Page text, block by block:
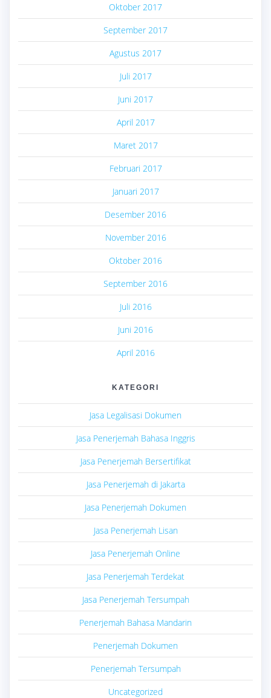
Oktober 2017
September 2017
Agustus 2017
Juli 2017
Juni 2017
April 2017
Maret 2017
Februari 2017
Januari 2017
Desember 2016
November 2016
Oktober 2016
September 2016
Juli 2016
Juni 2016
April 2016
KATEGORI
Jasa Legalisasi Dokumen
Jasa Penerjemah Bahasa Inggris
Jasa Penerjemah Bersertifikat
Jasa Penerjemah di Jakarta
Jasa Penerjemah Dokumen
Jasa Penerjemah Lisan
Jasa Penerjemah Online
Jasa Penerjemah Terdekat
Jasa Penerjemah Tersumpah
Penerjemah Bahasa Mandarin
Penerjemah Dokumen
Penerjemah Tersumpah
Uncategorized